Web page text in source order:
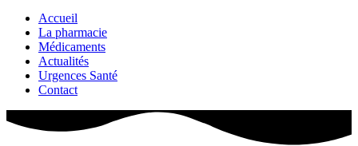
Accueil
La pharmacie
Médicaments
Actualités
Urgences Santé
Contact